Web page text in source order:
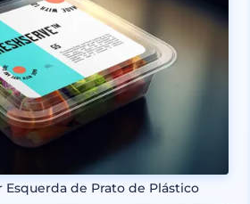
Esquerda de Prato de Plástico